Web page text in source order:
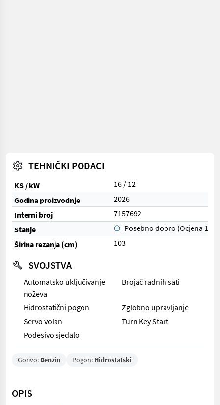
TEHNIČKI PODACI
KS / kW
16 / 12
Godina proizvodnje
2026
Interni broj
7157692
Stanje
Posebno dobro (Ocjena 1)
Širina rezanja (cm)
103
SVOJSTVA
Automatsko uključivanje
noževa
Brojač radnih sati
Hidrostatični pogon
Zglobno upravljanje
Servo volan
Turn Key Start
Podesivo sjedalo
Gorivo: Benzin Pogon: Hidrostatski
OPIS